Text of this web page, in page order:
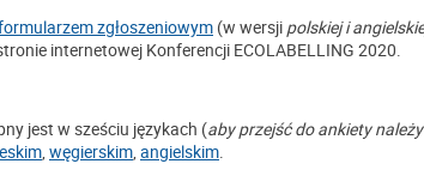
zgłoszeniowym (w wersji polskiej i
internetowej Konferencji ECOLABELLING 2020.
jest w sześciu językach (aby przejść do ankiety
, węgierskim, angielskim.